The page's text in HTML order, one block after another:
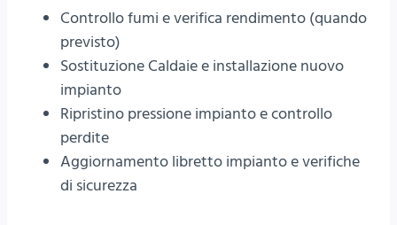
Controllo fumi e verifica rendimento (quando
previsto)
Sostituzione Caldaie e installazione nuovo
impianto
Ripristino pressione impianto e controllo
perdite
Aggiornamento libretto impianto e verifiche
di sicurezza